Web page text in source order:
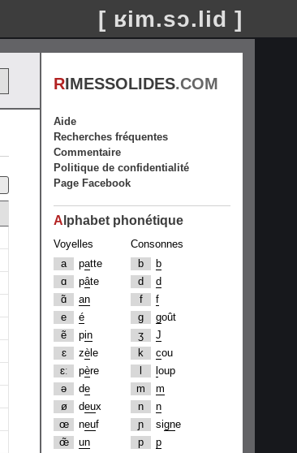
[ ʁim.sɔ.lid ]
RIMESSOLIDES.COM
Aide
Recherches fréquentes
Commentaire
Politique de confidentialité
Page Facebook
A lphabet phonétique
Voyelles
a
patte
ɑ
pâte
ɑ̃
an
e
é
ẽ
pin
ɛ
zè le
ɛː
père
ə
de
ø
deux
œ
neuf
œ̃
un
Consonnes
b
b
d
d
f
f
g
goût
ʒ
J
k
cou
oup
m
m
n
n
ɲ
signe
p
p